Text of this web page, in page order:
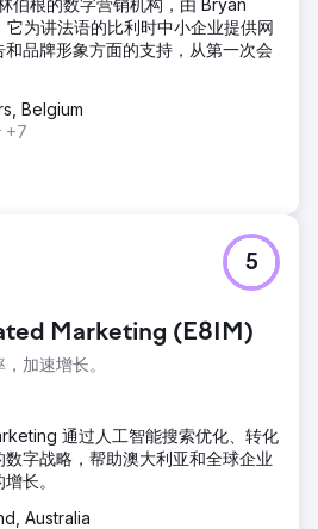
伯根的数字营销机构，由 Bryan
为讲法语的比利时中小企业提供网
品牌形象方面的支持，从第一次会
Belgium
+7
Marketing (E8IM)
加速增长。
5
通过人工智能搜索优化、转化
字战略，帮助澳大利亚和全球企业
长。
Australia